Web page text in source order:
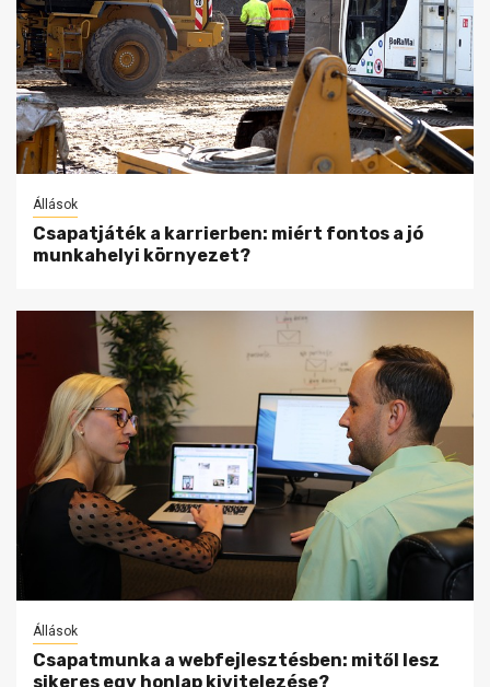
Állások
Csapatjáték a karrierben: miért fontos a jó
munkahelyi környezet?
Állások
Csapatmunka a webfejlesztésben: mitől lesz
sikeres egy honlap kivitelezése?